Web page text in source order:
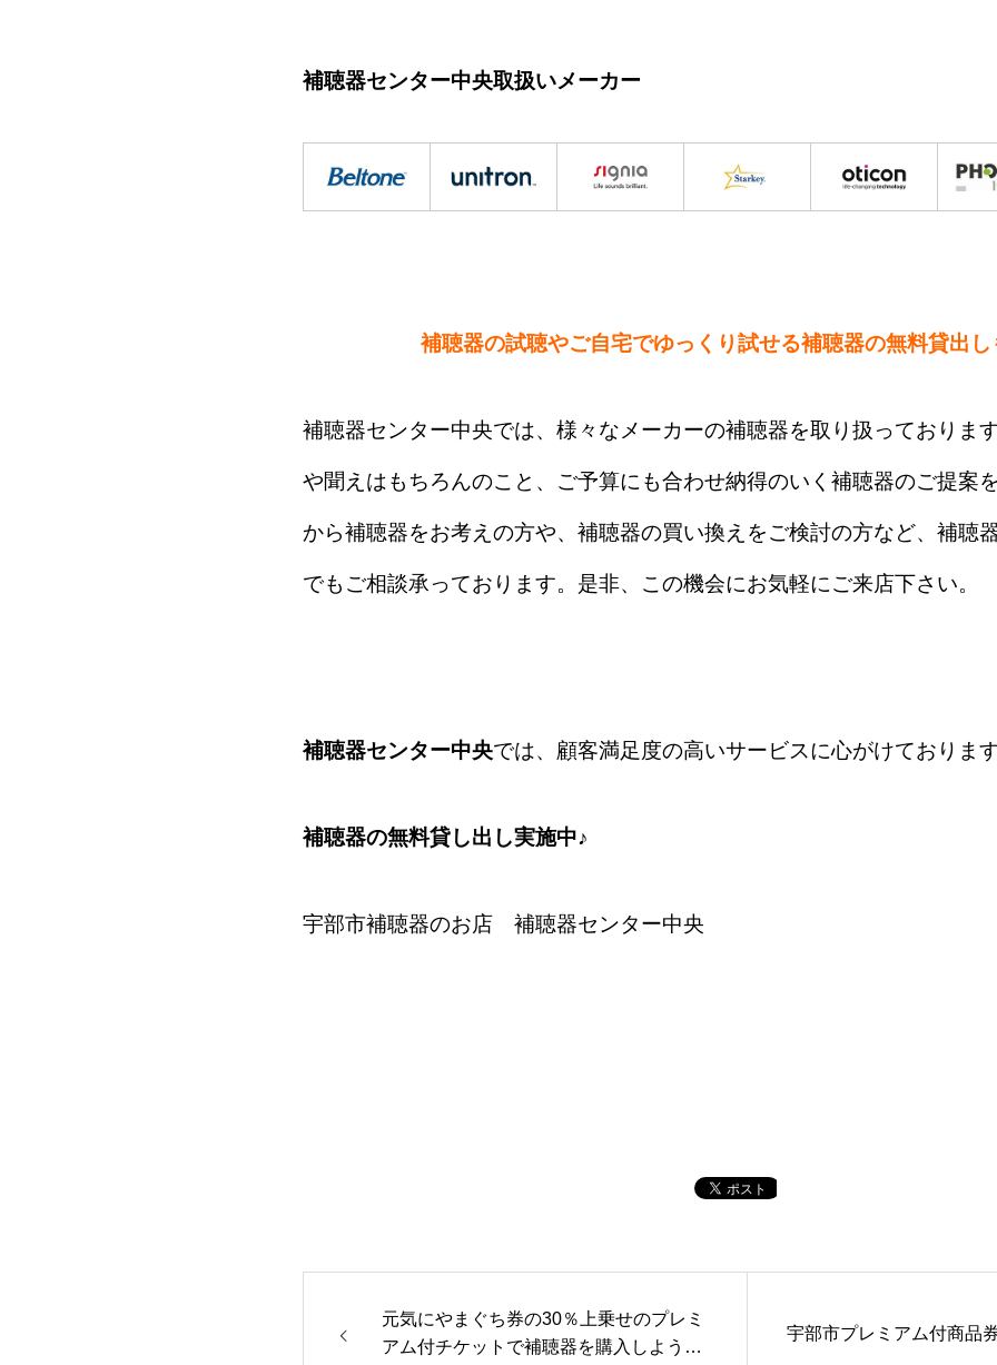
補聴器センター中央取扱いメーカー
補聴器の試聴やご自宅でゆっくり試せる補聴器の無料貸出し
補聴器センター中央では、様々なメーカーの補聴器を取り扱っておりま
や聞えはもちろんのこと、ご予算にも合わせ納得のいく補聴器のご提案
から補聴器をお考えの方や、補聴器の買い換えをご検討の方など、補聴
でもご相談承っております。是非、この機会にお気軽にご来店下さい。
補聴器センター中央では、顧客満足度の高いサービスに心がけておりま
補聴器の無料貸し出し実施中♪
宇部市補聴器のお店 補聴器センター中央
元気にやまぐち券の30％上乗せのプレミ
アム付チケットで補聴器を購入しよう！
宇部市プレミアム付商品